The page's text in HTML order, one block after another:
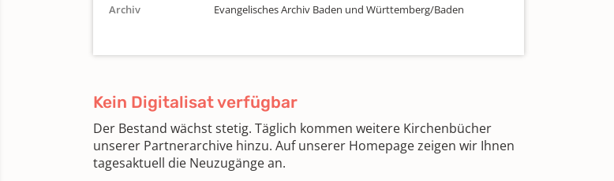
Archiv Evangelisches Archiv Baden und Württemberg/Baden
Kein Digitalisat verfügbar
Der Bestand wächst stetig. Täglich kommen weitere Kirchenbücher
unserer Partnerarchive hinzu. Auf unserer Homepage zeigen wir Ihnen
tagesaktuell die Neuzugänge an.